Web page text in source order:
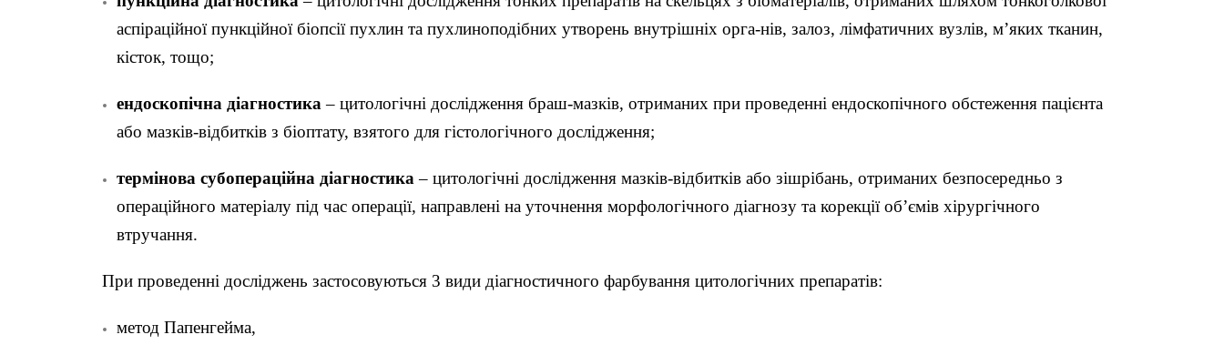
аспіраційної пункційної біопсії пухлин та пухлиноподібних утворень внутрішніх орга-нів, залоз, лімфатичних вузлів, м’яких тканин,
кісток, тощо;
ендоскопічна діагностика – цитологічні дослідження браш-мазків, отриманих при проведенні ендоскопічного обстеження пацієнта
або мазків-відбитків з біоптату, взятого для гістологічного дослідження;
термінова субопераційна діагностика – цитологічні дослідження мазків-відбитків або зішрібань, отриманих безпосередньо з
операційного матеріалу під час операції, направлені на уточнення морфологічного діагнозу та корекції об’ємів хірургічного
втручання.
При проведенні досліджень застосовуються 3 види діагностичного фарбування цитологічних препаратів:
метод Папенгейма,